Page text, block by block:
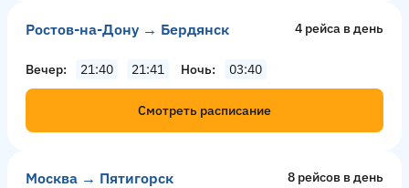
Ростов-на-Дону → Бердянск 4 рейсa в день
Вечер 21:40 21:41 Ночь 03:40
Смотреть расписание
Москва → Пятигорск 8 рейсов в день